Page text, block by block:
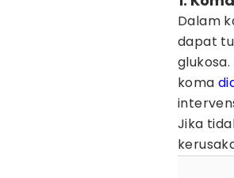
Dalam
dapat
koma
Jika